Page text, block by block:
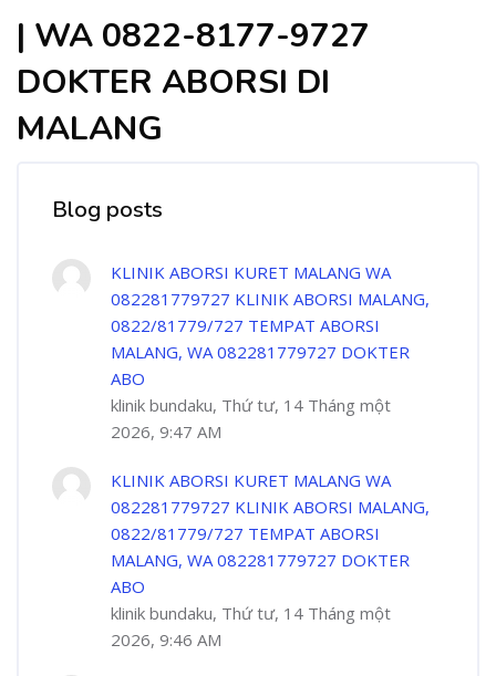
| WA 0822-8177-9727
DOKTER ABORSI DI
MALANG
Blog posts
KLINIK ABORSI KURET MALANG WA
082281779727 KLINIK ABORSI MALANG,
0822/81779/727 TEMPAT ABORSI
MALANG, WA 082281779727 DOKTER
ABO
klinik bundaku, Thứ tư, 14 Tháng một
2026, 9:47 AM
KLINIK ABORSI KURET MALANG WA
082281779727 KLINIK ABORSI MALANG,
0822/81779/727 TEMPAT ABORSI
MALANG, WA 082281779727 DOKTER
ABO
klinik bundaku, Thứ tư, 14 Tháng một
2026, 9:46 AM